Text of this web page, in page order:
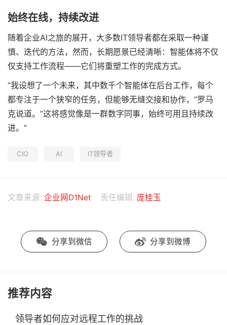
始终在线，持续改进
随着企业AI之旅的展开，大多数IT领导者都在采取一种谨
慎、迭代的方法，然而，长期愿景已经清晰：智能体将不仅
仅支持工作流程——它们将重塑工作的完成方式。
“我设想了一个未来，其中数千个智能体在后台工作，每个
都专注于一个狭窄的任务，但能够无缝交接和协作，”罗马
克说道。“这将感觉像是一群数字同事，始终可用且持续改
进。”
CIO AI IT领导者
文章来源: 企业网D1Net 责任编辑: 庞桂玉
分享到微信 分享到微博
推荐内容
领导者如何应对远程工作的挑战